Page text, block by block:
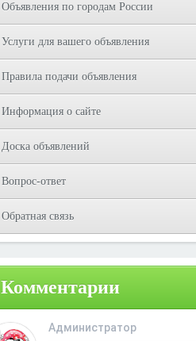
Объявления по городам России
Услуги для вашего объявления
Правила подачи объявления
Информация о сайте
Доска объявлений
Вопрос-ответ
Обратная связь
Комментарии
Администратор